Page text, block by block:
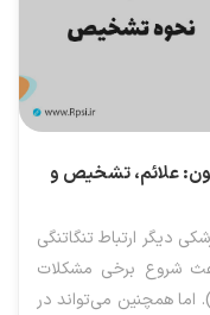
علائم، تشخیص و
دیگر ارتباط تنگاتنگی
شروع برخی مشکلات
اما همچنین می‌تواند در